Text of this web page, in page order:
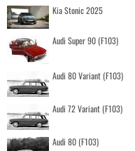
Kia Stonic 2025
Audi Super 90 (F103)
Audi 80 Variant (F103)
Audi 72 Variant (F103)
Audi 80 (F103)